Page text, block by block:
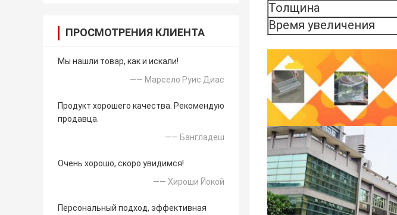
ПРОСМОТРЕНИЯ КЛИЕНТА
Мы нашли товар, как и искали!
—— Марсело Руис Диас
Продукт хорошего качества. Рекомендую
продавца.
—— Бангладеш
Очень хорошо, скоро увидимся!
—— Хироши Йокой
Персональный подход, эффективная
Толщина
Время увеличения